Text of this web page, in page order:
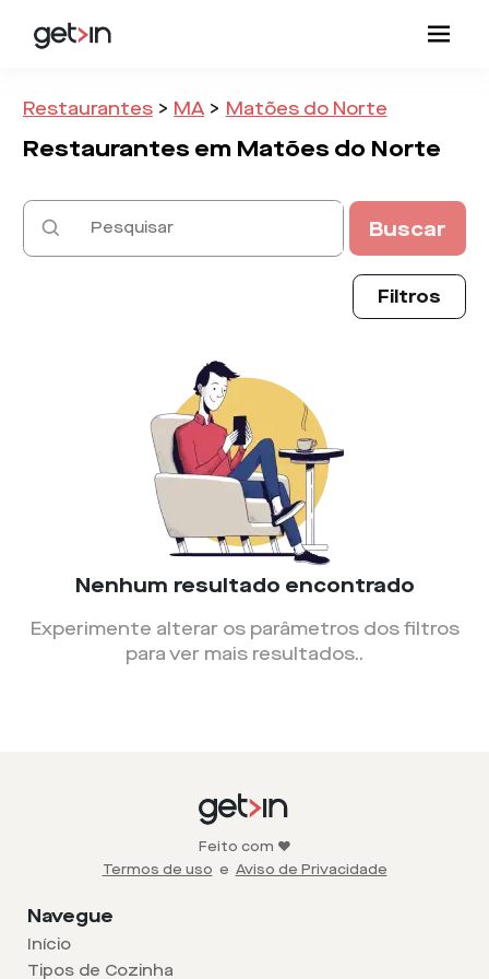
Restaurantes > MA > Matões do Norte
Restaurantes em Matões do Norte
Buscar
Filtros
Nenhum resultado encontrado
Experimente alterar os parâmetros dos filtros
para ver mais resultados..
Feito com ❤️
Termos de uso e Aviso de Privacidade
Navegue
Início
Tipos de Cozinha